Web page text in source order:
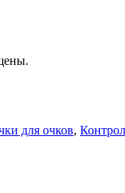
для очков,